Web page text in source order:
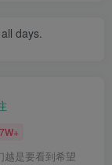
days.
越是要看到希望